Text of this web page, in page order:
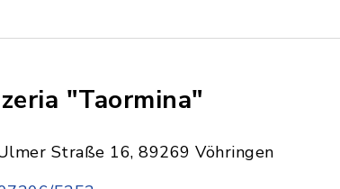
"Taormina"
Straße 16, 89269 Vöhringen